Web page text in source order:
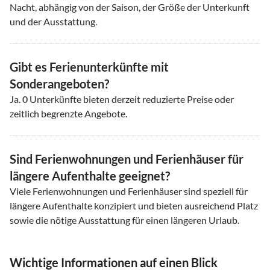
Nacht, abhängig von der Saison, der Größe der Unterkunft
und der Ausstattung.
Gibt es Ferienunterkünfte mit
Sonderangeboten?
Ja. 0 Unterkünfte bieten derzeit reduzierte Preise oder
zeitlich begrenzte Angebote.
Sind Ferienwohnungen und Ferienhäuser für
längere Aufenthalte geeignet?
Viele Ferienwohnungen und Ferienhäuser sind speziell für
längere Aufenthalte konzipiert und bieten ausreichend Platz
sowie die nötige Ausstattung für einen längeren Urlaub.
Wichtige Informationen auf einen Blick